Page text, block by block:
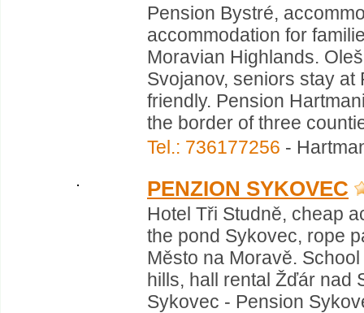
Pension Bystré,
accommodation for
Moravian Highlands.
Svojanov, seniors stay
friendly. Pension
the border of three
Tel.: 736177256 -
PENZION SYKOVEC
Hotel Tři Studně, cheap
the pond Sykovec, rope
Město na Moravě.
hills, hall rental Žďár nad
Sykovec - Pension